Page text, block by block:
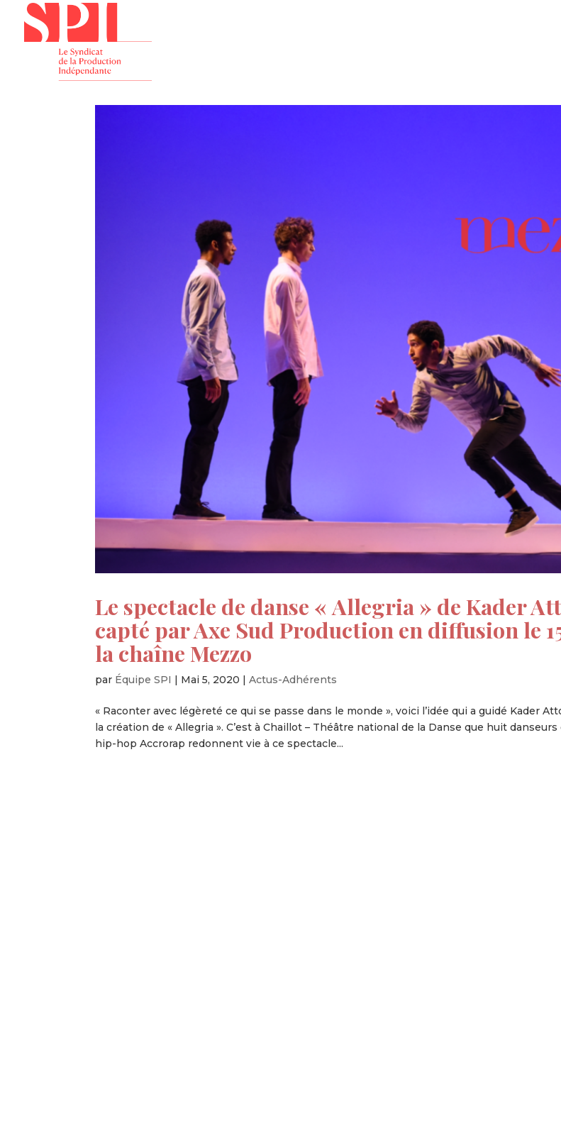
Le spectacle de danse « Allegria » de Kader
capté par Axe Sud Production en diffusion le
la chaîne Mezzo
par Équipe SPI | Mai 5, 2020 |Actus-Adhérents
« Raconter avec légèreté ce qui se passe dans le monde », voici l’idée qui a guidé Kader
la création de « Allegria ». C’est à Chaillot – Théâtre national de la Danse que huit
hip-hop Accrorap redonnent vie à ce spectacle...